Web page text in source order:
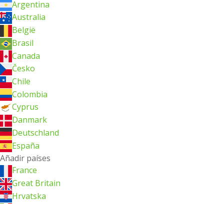
Argentina
Australia
België
Brasil
Canada
Česko
Chile
Colombia
Cyprus
Danmark
Deutschland
España
Añadir países
France
Great Britain
Hrvatska